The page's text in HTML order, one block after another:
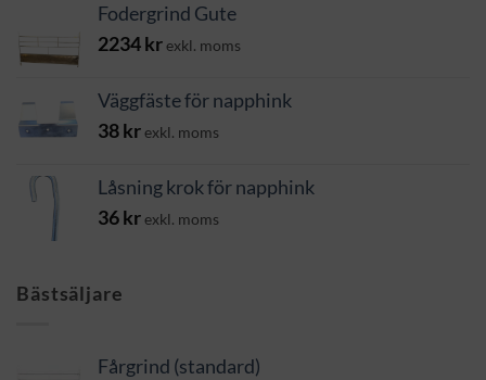
Fodergrind Gute
2234krexkl. moms
Väggfäste för napphink
38krexkl. moms
Låsning krok för napphink
36krexkl. moms
Bästsäljare
Fårgrind (standard)